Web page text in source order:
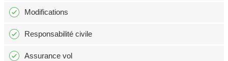
Modifications
Responsabilité civile
Assurance vol